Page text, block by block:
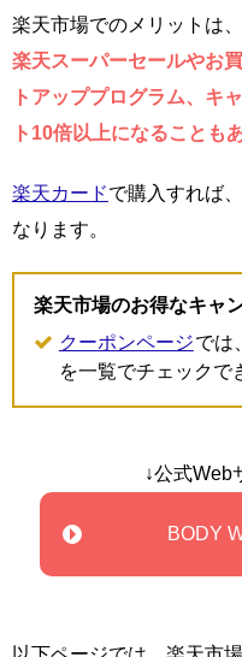
楽天市場でのメリットは
楽天スーパーセールやお
トアッププログラム、キ
ト10倍以上になることも
楽天カードで購入すれば
なります。
楽天市場のお得なキャ
クーポンページでは
を一覧でチェックで
↓公式Web
BODY